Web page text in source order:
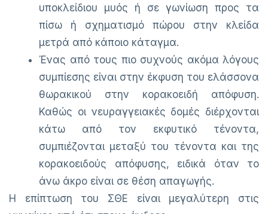
υποκλείδιου μυός ή σε γωνίωση προς τα
πίσω ή σχηματισμό πώρου στην κλείδα
μετρά από κάποιο κάταγμα.
Ένας από τους πιο συχνούς ακόμα λόγους
συμπίεσης είναι στην έκφυση του ελάσσονα
θωρακικού στην κορακοειδή απόφυση.
Καθώς οι νευραγγειακές δομές διέρχονται
κάτω από τον εκφυτικό τένοντα,
συμπιέζονται μεταξύ του τένοντα και της
κορακοειδούς απόφυσης, ειδικά όταν το
άνω άκρο είναι σε θέση απαγωγής.
Η επίπτωση του ΣΘΕ είναι μεγαλύτερη στις